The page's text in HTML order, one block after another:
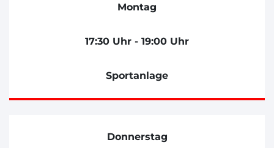
Montag
17:30 Uhr - 19:00 Uhr
Sportanlage
Donnerstag